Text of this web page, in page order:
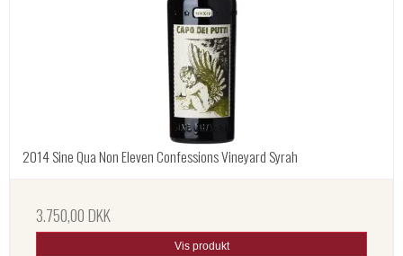
2014 Sine Qua Non Eleven Confessions Vineyard Syrah
3.750,00 DKK
Vis produkt